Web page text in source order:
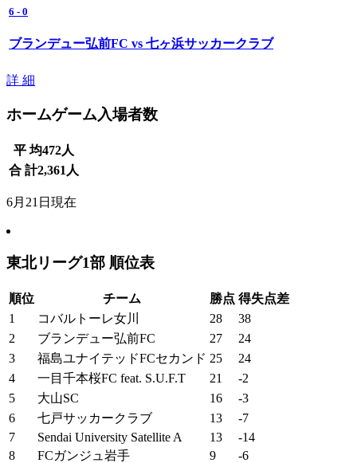
6 - 0
ブランデュー弘前FC vs 七ヶ浜サッカークラブ
詳 細
ホームゲーム入場者数
平 均472人
合 計2,361 人
6月21日現在
東北リーグ1部 順位表
順位 チーム 勝点 得失点差
1
コバルトーレ女川 28
38
2
ブランデュー弘前FC 27
24
3
福島ユナイテッドFCセカンド 25
24
4
一目千本桜FC feat. S.U.F.T 21
-2
5
大山SC 16
-3
6
七戸サッカークラブ 13
-7
7
Sendai University Satellite A 13
-14
8
FCガンジュ岩手 9
-6